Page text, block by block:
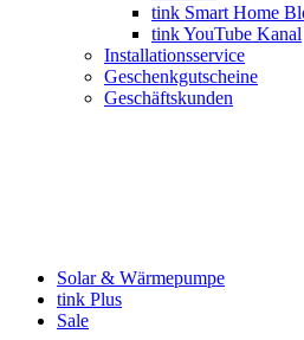
tink Smart Home
tink YouTube Kanal
Installationsservice
Geschenkgutscheine
Geschäftskunden
Solar & Wärmepumpe
tink Plus
Sale